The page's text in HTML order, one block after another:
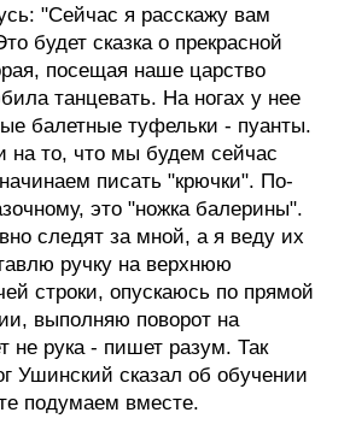
"Сейчас я расскажу вам
будет сказка о прекрасной
посещая наше царство
танцевать. На ногах у нее
балетные туфельки - пуанты.
на то, что мы будем сейчас
писать "крючки". По-
это "ножка балерины".
следят за мной, а я веду их
ручку на верхнюю
строки, опускаюсь по прямой
выполняю поворот на
не рука - пишет разум. Так
Ушинский сказал об обучении
подумаем вместе.